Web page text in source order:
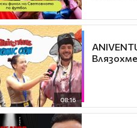
08:16